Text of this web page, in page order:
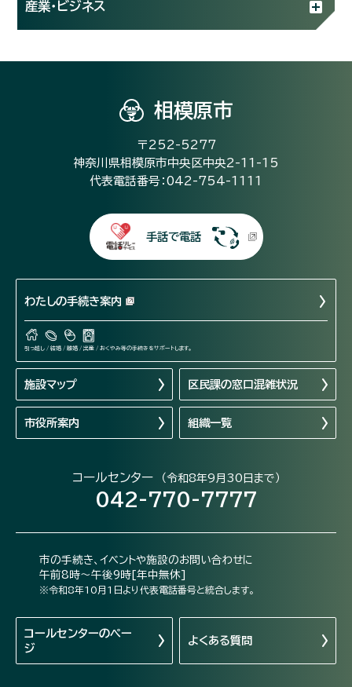
産業・ビジネス
相模原市
〒252-5277
神奈川県相模原市中央区中央2-11-15
代表電話番号：042-754-1111
手話で電話
わたしの手続き案内
引っ越し / 結婚 / 離婚 / 出産 / おくやみ等の手続きをサポートします。
施設マップ 区民課の窓口混雑状況
市役所案内 組織一覧
コールセンター （令和8年9月30日まで）
042-770-7777
市の手続き、イベントや施設のお問い合わせに
午前8時～午後9時[年中無休]
※令和8年10月1日より代表電話番号と統合します。
コールセンターのペー
ジ
よくある質問